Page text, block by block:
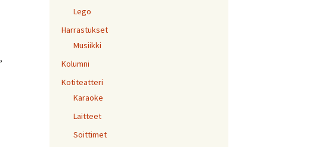
,
Lego
Harrastukset
Musiikki
Kolumni
Kotiteatteri
Karaoke
Laitteet
Soittimet